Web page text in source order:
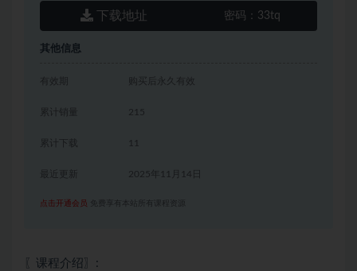
下载地址 密码： 33tq
其他信息
有效期 购买后永久有效
累计销量 215
累计下载 11
2025年11月14日
点击开通会员 免费享有本站所有课程资源
〖课程介绍〗: